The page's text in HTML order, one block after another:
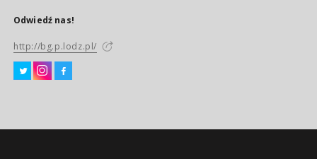
Odwiedź nas!
http://bg.p.lodz.pl/